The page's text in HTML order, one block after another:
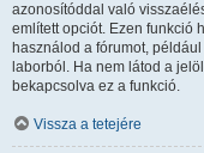
azonosítóddal való
említett opciót. Ezen funkció
használod a fórumot,
laborból. Ha nem látod a
bekapcsolva ez a funkció.
Vissza a tetejére